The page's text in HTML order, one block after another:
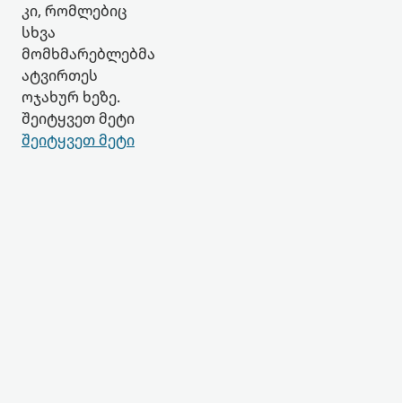
კი, რომლებიც
სხვა
მომხმარებლებმა
ატვირთეს
ოჯახურ ხეზე.
შეიტყვეთ მეტი
შეიტყვეთ მეტი